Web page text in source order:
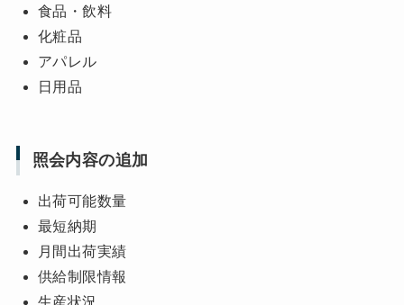
食品・飲料
化粧品
アパレル
日用品
照会内容の追加
出荷可能数量
最短納期
月間出荷実績
供給制限情報